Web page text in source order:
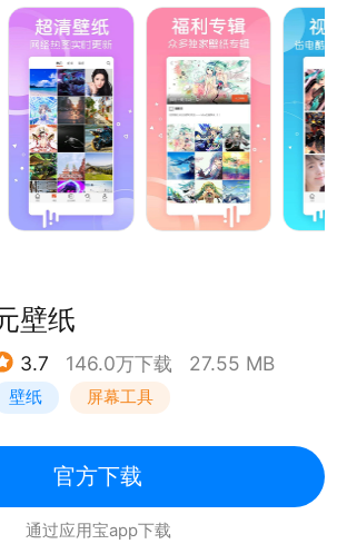
享快乐时光；
艳视觉效果；
种动画特效；
一秒成为焦点。
于火萤视频壁纸和魔秀桌面，她不仅有
壁纸，而且各种大片一样的美图应有
是当之无愧的壁纸大全。
纸，安卓壁纸中特有的动态壁纸，一
各种特效，让手机瞬间炫酷起来。
的桌面和锁屏，而且海量的壁纸多
唾手可得！
壁纸
3.7 146.0万下载 27.55 MB
壁纸 屏幕工具
官方下载
通过应用宝app下载